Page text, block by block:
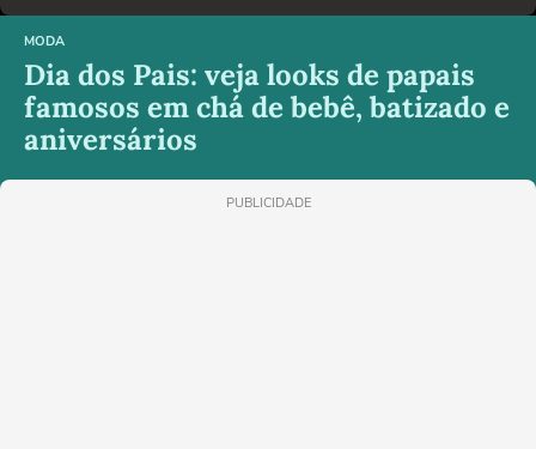
MODA
Dia dos Pais: veja looks de papais
famosos em chá de bebê, batizado e
aniversários
PUBLICIDADE